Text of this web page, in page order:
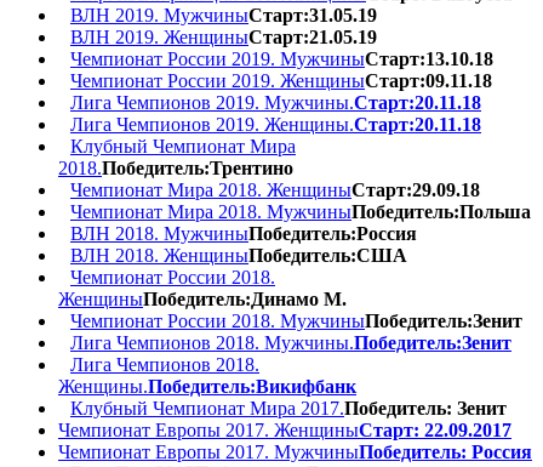
ВЛН 2019. МужчиныСтарт:31.05.19
ВЛН 2019. ЖенщиныСтарт:21.05.19
Чемпионат России 2019. МужчиныСтарт:13.10.18
Чемпионат России 2019. ЖенщиныСтарт:09.11.18
Лига Чемпионов 2019. Мужчины.Старт:20.11.18
Лига Чемпионов 2019. Женщины.Старт:20.11.18
Клубный Чемпионат Мира
2018.Победитель:Трентино
Чемпионат Мира 2018. ЖенщиныСтарт:29.09.18
Чемпионат Мира 2018. МужчиныПобедитель:Польша
ВЛН 2018. МужчиныПобедитель:Россия
ВЛН 2018. ЖенщиныПобедитель:США
Чемпионат России 2018.
ЖенщиныПобедитель:Динамо М.
Чемпионат России 2018. МужчиныПобедитель:Зенит
Лига Чемпионов 2018. Мужчины.Победитель:Зенит
Лига Чемпионов 2018.
Женщины.Победитель:Викифбанк
Клубный Чемпионат Мира 2017.Победитель: Зенит
Чемпионат Европы 2017. ЖенщиныСтарт: 22.09.2017
Чемпионат Европы 2017. МужчиныПобедитель: Россия